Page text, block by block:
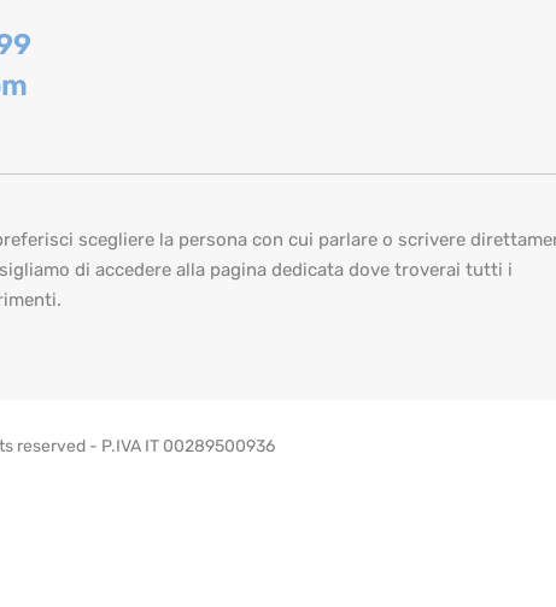
scegliere la persona con cui parlare o scrivere
di accedere alla pagina dedicata dove troverai tutti i
reserved - P.IVA IT 00289500936